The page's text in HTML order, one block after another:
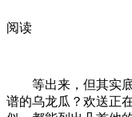
阅读
等出来，但其实底
谱的乌龙瓜？欢送正